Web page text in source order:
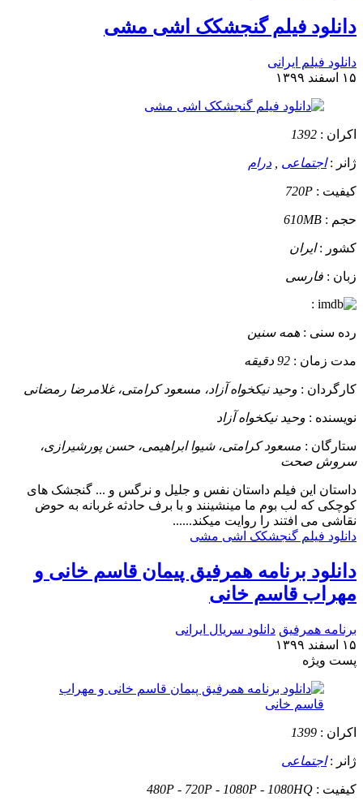
دانلود فیلم گنجشکک اشی مشی
دانلود فیلم ایرانی
۱۵ اسفند ۱۳۹۹
اکران : 1392
ژانر :اجتماعی درام
کیفیت : 720P
حجم : 610MB
کشور :ایران
زبان : فارسی
:
رده سنی : همه سنین
مدت زمان : 92 دقیقه
کارگردان : وحید نیکخواه آزاد، مسعود کرامتی، غلامرضا رمضانی
نویسنده : وحید نیکخواه آزاد
ستارگان : مسعود کرامتی، شیوا ابراهیمی، حسن پورشیرازی،
سروش صحت
داستان این فیلم داستان نفس و جلیل و نرگس و ... گنجشک های
کوچکی که لب بوم ما مینشینند و با برف حادثه غربانه به حوض
نقاشی می افتند را روایت میکند......
دانلود فیلم گنجشکک اشی مشی
دانلود برنامه همرفیق پیمان قاسم خانی و
مهراب قاسم خانی
برنامه همرفیق دانلود سریال ایرانی
۱۵ اسفند ۱۳۹۹
پست ويژه
اکران : 1399
ژانر :اجتماعی
کیفیت : 480P - 720P - 1080P - 1080HQ